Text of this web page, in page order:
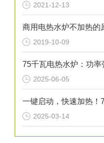
2021-12-13
商用电热水炉不加热的
2019-10-09
2025-06-05
2025-03-14